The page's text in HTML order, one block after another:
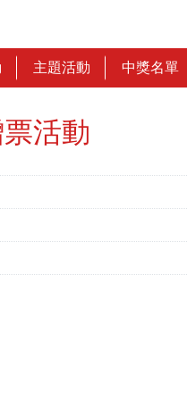
主題活動 中獎名單
活動